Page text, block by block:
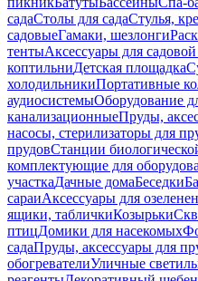
садаСтолы для садаСтулья,
садовыеГамаки, шезлонги
тентыАксессуары для
коптильниДетская площадка
холодильникиПортативные
аудиосистемыОборудование
канализационныеПруды,
насосы, стерилизаторы для
прудовСтанции
комплектующие для
участкаДачные домаБеседки
сараиАксессуары для
ящики, табличкиКозырьки
птицДомики для насекомых
садаПруды, аксессуары для
обогревателиУличные